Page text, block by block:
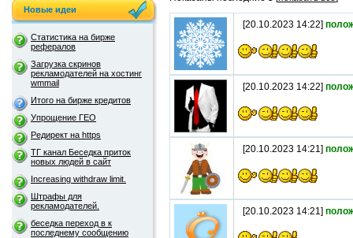
Новые идеи
Статистика на бирже
рефералов
Загрузка скринов
рекламодателей на хостинг
wmmail
Итого на бирже кредитов
Упрощение ГЕО
Редирект на https
ТГ канал Беседка приток
новых людей в сайт
Increasing withdraw limit.
Штрафы для
рекламодателей.
беседка переход в к
последнему сообщению
[20.10.2023 14:22]
[20.10.2023 14:22]
[20.10.2023 14:21]
[20.10.2023 14:21]